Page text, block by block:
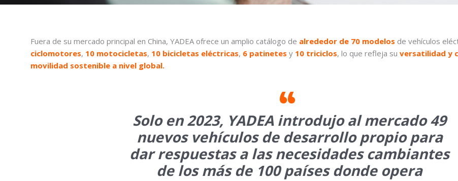
Fuera de su mercado principal en China, YADEA ofrece un amplio catálogo de alrededor de 70 modelos de vehículos
ciclomotores, 10 motocicletas, 10 bicicletas eléctricas, 6 patinetes y 10 triciclos, lo que refleja su versatilidad y
movilidad sostenible a nivel global.
Solo en 2023, YADEA introdujo al mercado 49
nuevos vehículos de desarrollo propio para
dar respuestas a las necesidades cambiantes
de los más de 100 países donde opera